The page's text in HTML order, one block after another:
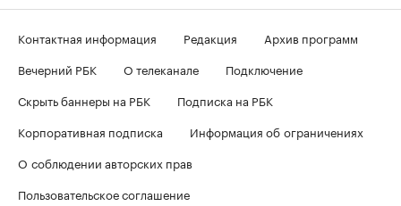
Контактная информация Редакция
Архив программ
Вечерний РБК
О телеканале
Подключение
Скрыть баннеры на РБК
Подписка на РБК
Корпоративная подписка
Информация об ограничениях
О соблюдении авторских прав
Пользовательское соглашение